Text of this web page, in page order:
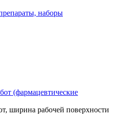
наборы
(фармацевтические
ширина рабочей поверхности